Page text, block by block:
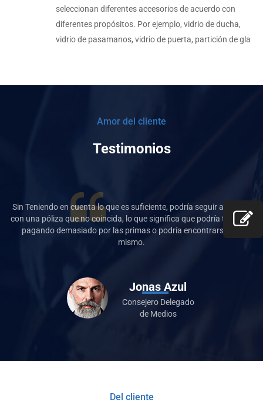
seleccionan diferentes accesorios de acuerdo con
diferentes propósitos. Por ejemplo, vidrio de ducha,
vidrio de pasamanos, vidrio de puerta, partición de gla
Amor del cliente
Testimonios
Sin Teniendo en cuenta lo que es suficiente, podría seguir adelante
con una póliza que no coincida, lo que significa que podría terminar
pagando demasiado por las primas o podría encontrarse a sí
mismo.
Jonas Azul
Consejero Delegado
de Medios
Del cliente